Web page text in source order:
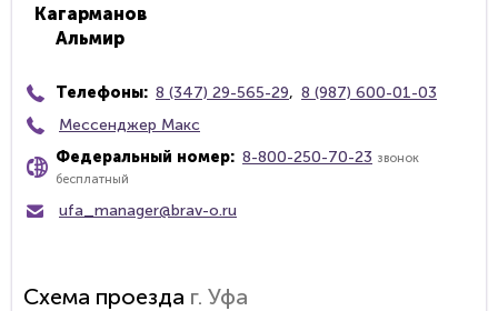
Кагарманов
Альмир
Телефоны: 8 (347) 29-565-29, 8 (987) 600-01-03
Мессенджер Макс
Федеральный номер: 8-800-250-70-23 звонок
бесплатный
ufa_manager@brav-o.ru
Схема проезда г. Уфа